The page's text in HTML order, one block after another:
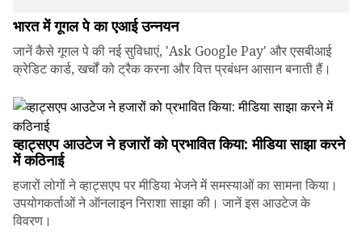
भारत में गूगल पे का एआई उन्नयन
जानें कैसे गूगल पे की नई सुविधाएं, 'Ask Google Pay' और एसबीआई
क्रेडिट कार्ड, खर्चों को ट्रैक करना और वित्त प्रबंधन आसान बनाती हैं।
व्हाट्सएप आउटेज ने हजारों को प्रभावित किया: मीडिया साझा करने
में कठिनाई
हजारों लोगों ने व्हाट्सएप पर मीडिया भेजने में समस्याओं का सामना किया।
उपयोगकर्ताओं ने ऑनलाइन निराशा साझा की। जानें इस आउटेज के
विवरण।